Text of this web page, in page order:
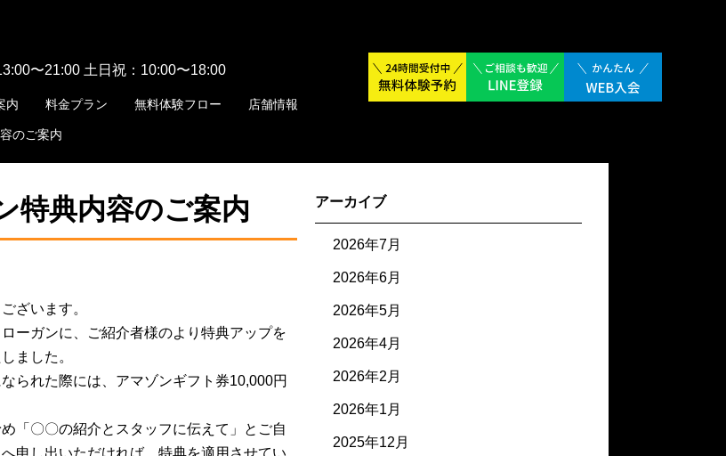
〜21:00 土日祝：10:00〜18:00
内 料金プラン 無料体験フロー 店舗情報
のご案内
特典内容のご案内
ざいます。
ーガンに、ご紹介者様のより特典アップを
ました。
られた際には、アマゾンギフト券10,000円
「〇〇の紹介とスタッフに伝えて」とご自
申し出いただければ、特典を適用させてい
アーカイブ
2026年7月
2026年6月
2026年5月
2026年4月
2026年2月
2026年1月
2025年12月